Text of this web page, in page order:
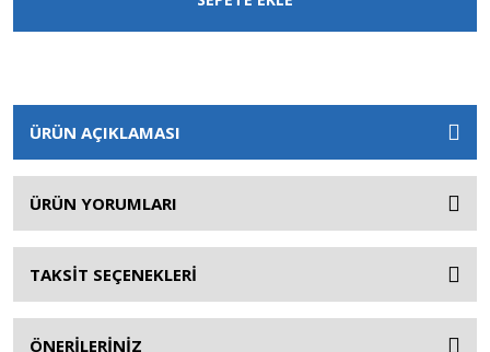
ÜRÜN AÇIKLAMASI
ÜRÜN YORUMLARI
TAKSİT SEÇENEKLERİ
ÖNERİLERİNİZ